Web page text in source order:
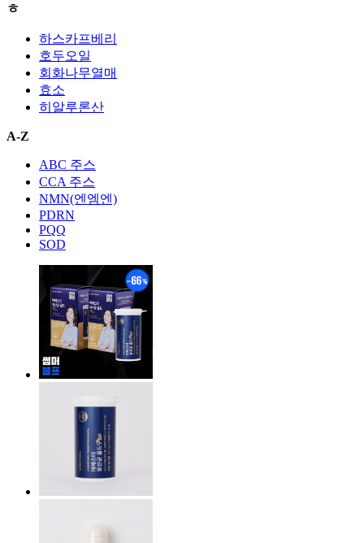
ㅎ
하스카프베리
호두오일
회화나무열매
효소
히알루론산
A-Z
ABC 주스
CCA 주스
NMN(엔엠엔)
PDRN
PQQ
SOD